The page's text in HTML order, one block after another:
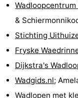
Schoorlse
Duinen
Bergen
aan
Zee
Bergen
-
Alkmaar
-
Egmond
-
Wadloopcentrum
&
Stichting
Fryske
Dijkstra's
Wadgids.nl;
Wadlopen met